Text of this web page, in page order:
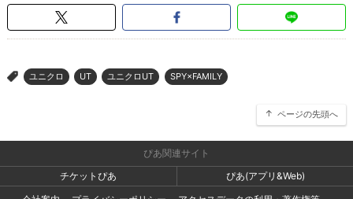
> ユニクロ UT ユニクロUT SPY×FAMILY
ページの先頭へ
ぴあ関連サイト
チケットぴあ
ぴあ(アプリ&Web)